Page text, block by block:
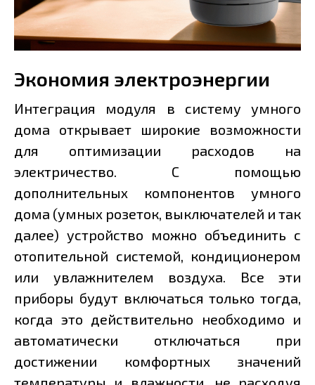
Экономия электроэнергии
Интеграция модуля в систему умного
дома открывает широкие возможности
для оптимизации расходов на
электричество. С помощью
дополнительных компонентов умного
дома (умных розеток, выключателей и так
далее) устройство можно объединить с
отопительной системой, кондиционером
или увлажнителем воздуха. Все эти
приборы будут включаться только тогда,
когда это действительно необходимо и
автоматически отключаться при
достижении комфортных значений